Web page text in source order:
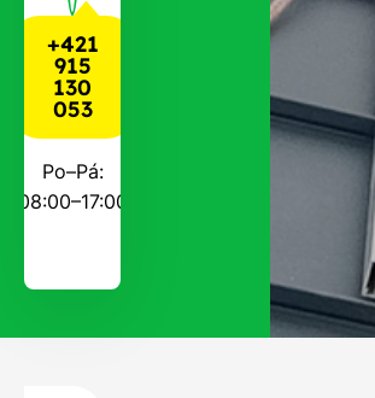
+421
915
130
053
Po–Pá:
08:00–17:00